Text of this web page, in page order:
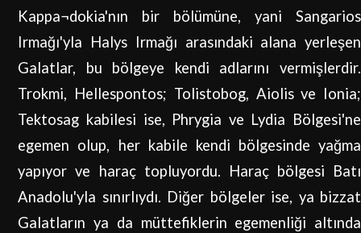
Kappa¬dokia'nın bir bölümüne, yani Sangarios
Irmağı'yla Halys Irmağı arasındaki alana yerleşen
Galatlar, bu bölgeye kendi adlarını vermişlerdir.
Trokmi, Hellespontos; Tolistobog, Aiolis ve Ionia;
Tektosag kabilesi ise, Phrygia ve Lydia Bölgesi'ne
egemen olup, her kabile kendi bölgesinde yağma
yapıyor ve haraç topluyordu. Haraç bölgesi Batı
Anadolu'yla sınırlıydı. Diğer bölgeler ise, ya bizzat
Galatların ya da müttefiklerin egemenliği altında